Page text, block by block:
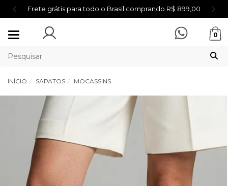
Frete grátis para todo o Brasil comprando R$ 899,00
Mudar
0
INÍCIO SAPATOS MOCASSINS